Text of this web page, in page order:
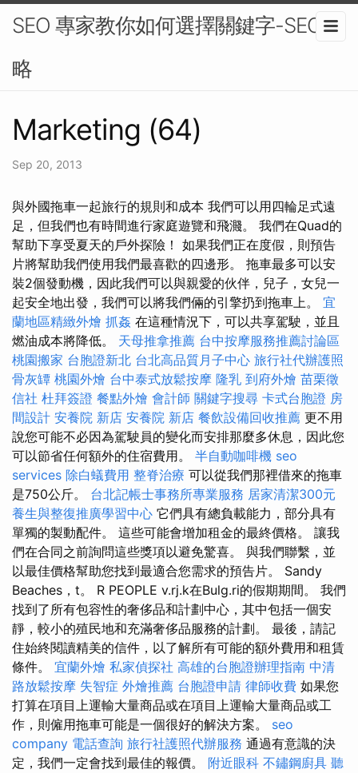
SEO 專家教你如何選擇關鍵字-SEO策
略
Marketing (64)
Sep 20, 2013
與外國拖車一起旅行的規則和成本 我們可以用四輪足式遠
足，但我們也有時間進行家庭遊覽和飛濺。 我們在Quad的
幫助下享受夏天的戶外探險！ 如果我們正在度假，則預告
片將幫助我們使用我們最喜歡的四邊形。 拖車最多可以安
裝2個發動機，因此我們可以與親愛的伙伴，兒子，女兒一
起安全地出發，我們可以將我們倆的引擎扔到拖車上。 宜
蘭地區精緻外燴 抓姦 在這種情況下，可以共享駕駛，並且
燃油成本將降低。 天母推拿推薦 台中按摩服務推薦討論區
桃園搬家 台胞證新北 台北高品質月子中心 旅行社代辦護照
骨灰罈 桃園外燴 台中泰式放鬆按摩 隆乳 到府外燴 苗栗徵
信社 杜拜簽證 餐點外燴 會計師 關鍵字搜尋 卡式台胞證 房
間設計 安養院 新店 安養院 新店 餐飲設備回收推薦 更不用
說您可能不必因為駕駛員的變化而安排那麼多休息，因此您
可以節省任何額外的住宿費用。 半自動咖啡機 seo
services 除白蟻費用 整脊治療 可以從我們那裡借來的拖車
是750公斤。 台北記帳士事務所專業服務 居家清潔300元
養生與整復推廣學習中心 它們具有總負載能力，部分具有
單獨的製動配件。 這些可能會增加租金的最終價格。 讓我
們在合同之前詢問這些獎項以避免驚喜。 與我們聯繫，並
以最佳價格幫助您找到最適合您需求的預告片。 Sandy
Beaches，t。 R PEOPLE v.rj.k在Bulg.ri的假期期間。 我們
找到了所有包容性的奢侈品和計劃中心，其中包括一個安
靜，較小的殖民地和充滿奢侈品服務的計劃。 最後，請記
住始終閱讀精美的信件，以了解所有可能的額外費用和租賃
條件。 宜蘭外燴 私家偵探社 高雄的台胞證辦理指南 中清
路放鬆按摩 失智症 外燴推薦 台胞證申請 律師收費 如果您
打算在項目上運輸大量商品或在項目上運輸大量商品或工
作，則僱用拖車可能是一個很好的解決方案。 seo
company 電話查詢 旅行社護照代辦服務 通過有意識的決
定，我們一定會找到最佳的報價。 附近眼科 不鏽鋼廚具 聽